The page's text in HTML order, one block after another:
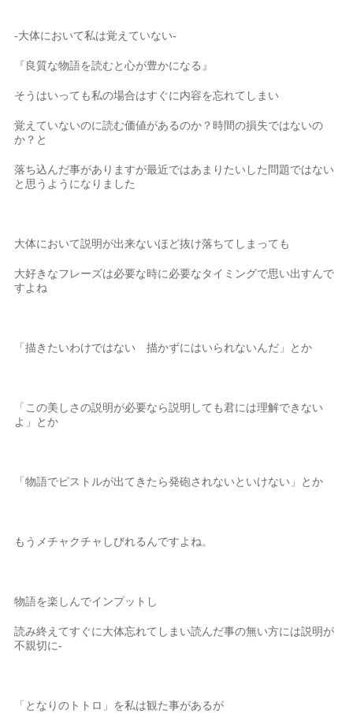
-大体において私は覚えていない-
『良質な物語を読むと心が豊かになる』
そうはいっても私の場合はすぐに内容を忘れてしまい
覚えていないのに読む価値があるのか？時間の損失ではないの
か？と
落ち込んだ事がありますが最近ではあまりたいした問題ではない
と思うようになりました
大体において説明が出来ないほど抜け落ちてしまっても
大好きなフレーズは必要な時に必要なタイミングで思い出すんで
すよね
「描きたいわけではない 描かずにはいられないんだ」とか
「この美しさの説明が必要なら説明しても君には理解できない
よ」とか
「物語でピストルが出てきたら発砲されないといけない」とか
もうメチャクチャしびれるんですよね。
物語を楽しんでインプットし
読み終えてすぐに大体忘れてしまい読んだ事の無い方には説明が
不親切に-
「となりのトトロ」を私は観た事があるが